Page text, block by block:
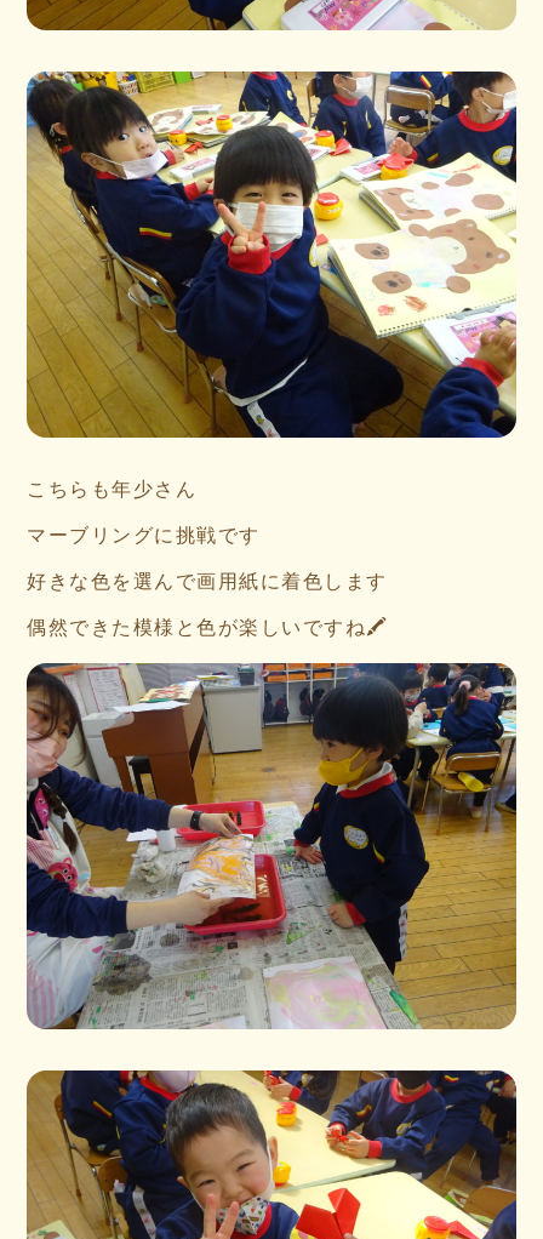
こちらも年少さん
マーブリングに挑戦です
好きな色を選んで画用紙に着色します
偶然できた模様と色が楽しいですね🖍